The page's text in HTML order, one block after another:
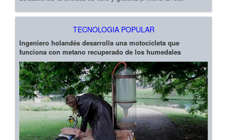
TECNOLOGIA POPULAR
Ingeniero holandés desarrolla una motocicleta que
funciona con metano recuperado de los humedales